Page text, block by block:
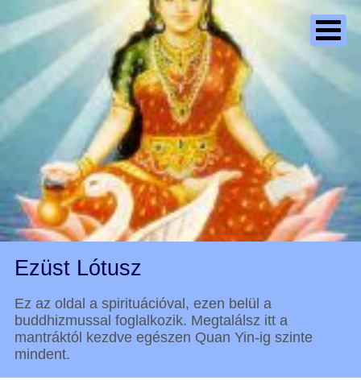
Ezüst Lótusz
Ez az oldal a spirituációval, ezen belül a
buddhizmussal foglalkozik. Megtalálsz itt a
mantráktól kezdve egészen Quan Yin-ig szinte
mindent.